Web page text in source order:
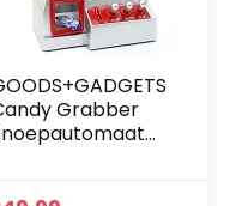
Grabber